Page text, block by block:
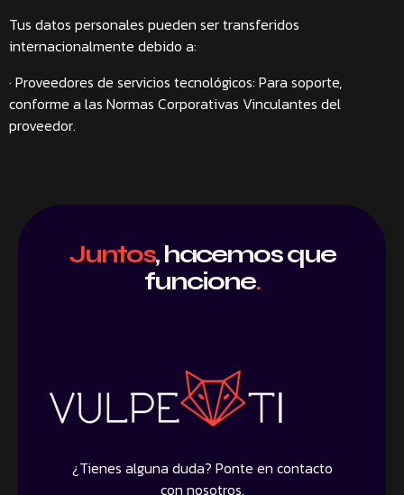
Tus datos personales pueden ser transferidos
internacionalmente debido a:
· Proveedores de servicios tecnológicos: Para soporte,
conforme a las Normas Corporativas Vinculantes del
proveedor.
Juntos, hacemos que
funcione.
¿Tienes alguna duda? Ponte en contacto
con nosotros.